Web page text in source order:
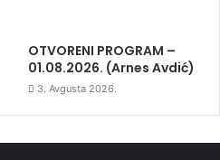
OTVORENI PROGRAM –
01.08.2026. (Arnes Avdić)
3. Avgusta 2026.